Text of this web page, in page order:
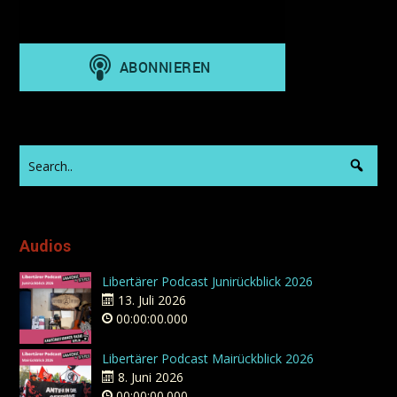
Audios
Libertärer Podcast Junirückblick 2026
13. Juli 2026
00:00:00.000
Libertärer Podcast Mairückblick 2026
8. Juni 2026